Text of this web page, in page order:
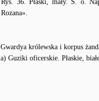
Rys. 36. Płaski, mały. S. o.
Rozana».
Gwardya królewska i korpus
a) Guziki oficerskie. Płaskie,